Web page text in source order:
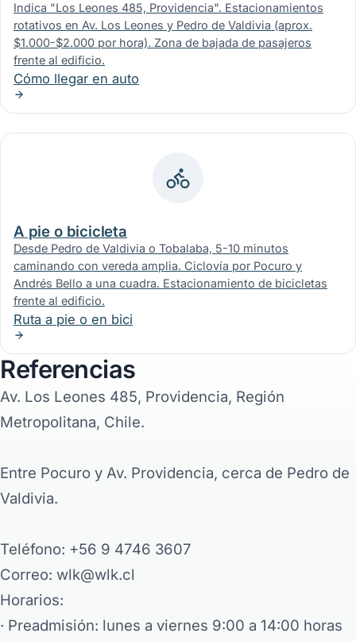
Indica "Los Leones 485, Providencia". Estacionamientos
rotativos en Av. Los Leones y Pedro de Valdivia (aprox.
$1.000-$2.000 por hora). Zona de bajada de pasajeros
frente al edificio.
Cómo llegar en auto
A pie o bicicleta
Desde Pedro de Valdivia o Tobalaba, 5-10 minutos
caminando con vereda amplia. Ciclovía por Pocuro y
Andrés Bello a una cuadra. Estacionamiento de bicicletas
frente al edificio.
Ruta a pie o en bici
Referencias
Av. Los Leones 485, Providencia, Región
Metropolitana, Chile.
Entre Pocuro y Av. Providencia, cerca de Pedro de
Valdivia.
Teléfono: +56 9 4746 3607
Correo: wlk@wlk.cl
Horarios:
· Preadmisión: lunes a viernes 9:00 a 14:00 horas